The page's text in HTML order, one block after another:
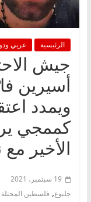
الرئيسية عربي
جيش
أسيرين
ويمدد
كممجي
الأخير مع
19 سبتمبر، 2021
جلبوع, فلسطين المحتلة